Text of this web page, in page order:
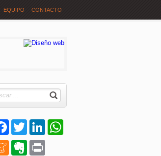
EQUIPO CONTACTO
FacebookTwitter LinkedIn
MeneameEvernote